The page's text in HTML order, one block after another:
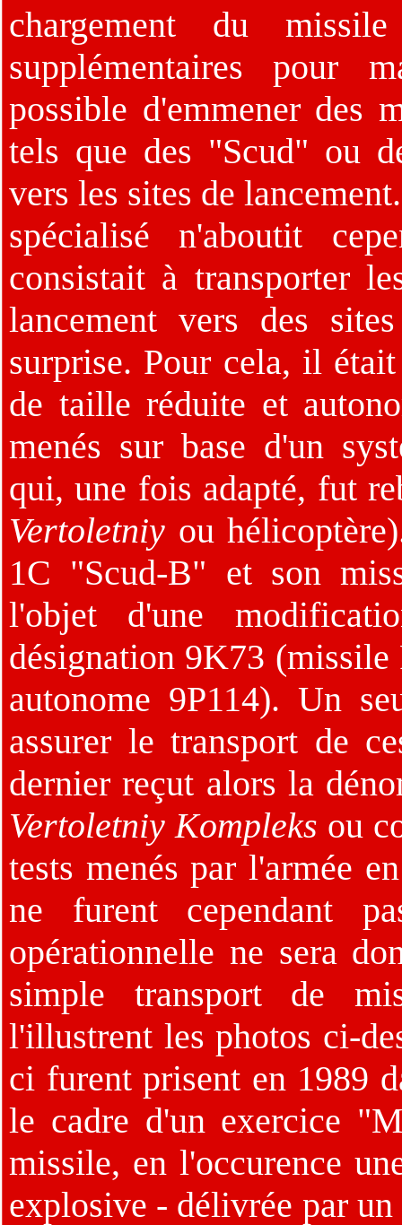
chargement du
supplémentaires pour
possible d'emmener des
tels que des "Scud" ou
vers les sites de
spécialisé n'aboutit
consistait à transporter
lancement vers des
surprise. Pour cela, il
de taille réduite et
menés sur base d'un
qui, une fois adapté, fut
Vertoletniy ou
1C "Scud-B" et son
l'objet d'une
désignation 9K73
autonome 9P114). Un
assurer le transport de
dernier reçut alors la
Vertoletniy Kompleks ou
tests menés par l'armée
ne furent cependant
opérationnelle ne sera
simple transport de
l'illustrent les photos ci-
ci furent prisent en 1989
le cadre d'un exercice
missile, en l'occurence
explosive - délivrée par